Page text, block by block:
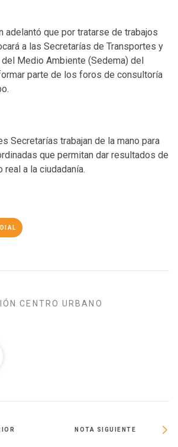
adelantó que por tratarse de trabajos
a las Secretarías de Transportes y
Medio Ambiente (Sedema) del
parte de los foros de consultoría
Secretarías trabajan de la mano para
que permitan dar resultados de
a la ciudadanía.
CENTRO URBANO
NOTA SIGUIENTE